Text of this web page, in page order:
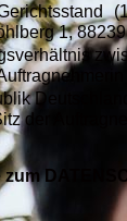
1,
der